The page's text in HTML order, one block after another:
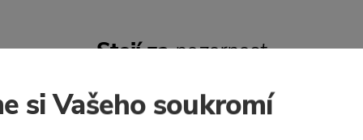
Stojí zapozornost
si Vašeho soukromí